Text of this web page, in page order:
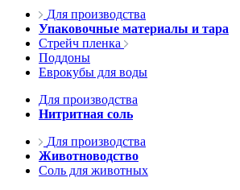
Для производства
Упаковочные материалы и тара
Стрейч пленка
Поддоны
Еврокубы для воды
Для производства
Нитритная соль
Для производства
Животноводство
Соль для животных